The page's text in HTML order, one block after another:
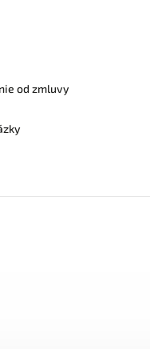
od zmluvy